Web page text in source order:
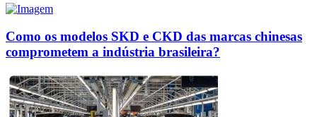
Como os modelos SKD e CKD das marcas chinesas
comprometem a indústria brasileira?